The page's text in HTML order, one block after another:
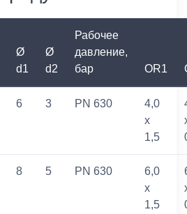
Ø
d1
Ø
d2
Рабочее
давление,
бар
OR1
6 3 PN 630
4,0
x
1,5
8 5 PN 630
6,0
x
1,5